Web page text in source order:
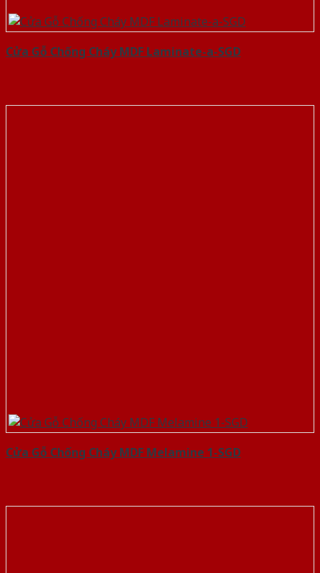
Cửa Gỗ Chống Cháy MDF Laminate-a-SGD
Cửa Gỗ Chống Cháy MDF Melamine 1-SGD